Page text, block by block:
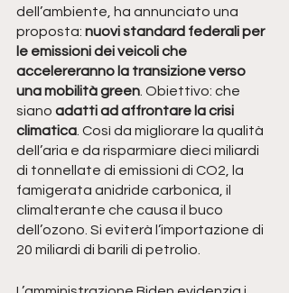
dell’ambiente, ha annunciato una
proposta: nuovi standard federali per
le emissioni dei veicoli che
accelereranno la transizione verso
una mobilità green . Obiettivo: che
siano adatti ad affrontare la crisi
climatica . Così da migliorare la qualità
dell’aria e da risparmiare dieci miliardi
di tonnellate di emissioni di CO2, la
famigerata anidride carbonica, il
climalterante che causa il buco
dell’ozono. Si eviterà l’importazione di
20 miliardi di barili di petrolio.